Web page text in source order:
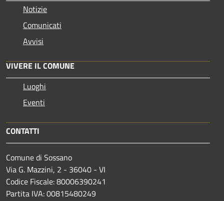
Notizie
Comunicati
Avvisi
VIVERE IL COMUNE
Luoghi
Eventi
CONTATTI
Comune di Sossano
Via G. Mazzini, 2 - 36040 - VI
Codice Fiscale: 80006390241
Partita IVA: 00815480249